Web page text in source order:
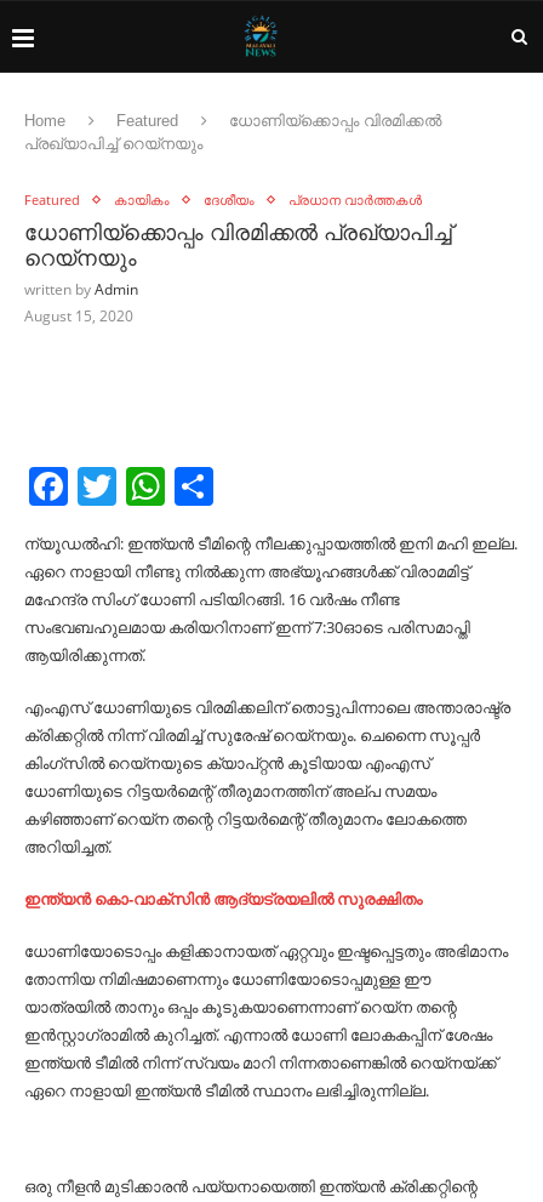
Home Featured
ധോണിയ്ക്കൊപ്പം വിരമിക്കല്‍
പ്രഖ്യാപിച്ച്‌ റെയ്‍നയും
Featured കായികം ദേശീയം പ്രധാന വാർത്തകൾ
ധോണിയ്ക്കൊപ്പം വിരമിക്കല്‍ പ്രഖ്യാപിച്ച്‌
റെയ്‍നയും
written byAdmin
August 15, 2020
Facebook
TwitterWhatsApp
ന്യൂഡല്‍ഹി: ഇന്ത്യന്‍ ടീമിന്റെ നീലക്കുപ്പായത്തില്‍ ഇനി മഹി ഇല്ല.
ഏറെ നാളായി നീണ്ടു നില്‍ക്കുന്ന അഭ്യൂഹങ്ങള്‍ക്ക് വിരാമമിട്ട്
മഹേന്ദ്ര സിംഗ് ധോണി പടിയിറങ്ങി. 16 വര്‍ഷം നീണ്ട
സംഭവബഹുലമായ കരിയറിനാണ് ഇന്ന് 7:30ഓടെ പരിസമാപ്തി
ആയിരിക്കുന്നത്.
എംഎസ് ധോണിയുടെ വിരമിക്കലിന് തൊട്ടുപിന്നാലെ അന്താരാഷ്ട്ര
ക്രിക്കറ്റില്‍ നിന്ന് വിരമിച്ച്‌ സുരേഷ് റെയ്‍നയും. ചെന്നൈ സൂപ്പര്‍
കിംഗ്സില്‍ റെയ്‍നയുടെ ക്യാപ്റ്റന്‍ കൂടിയായ എംഎസ്
ധോണിയുടെ റിട്ടയര്‍മെന്റ് തീരുമാനത്തിന് അല്പ സമയം
കഴിഞ്ഞാണ് റെയ്‍ന തന്റെ റിട്ടയര്‍മെന്റ് തീരുമാനം ലോകത്തെ
അറിയിച്ചത്.
ഇന്ത്യന്‍ കൊ-വാക്‌സിന്‍ ആദ്യട്രയലില്‍ സുരക്ഷിതം
ധോണിയോടൊപ്പം കളിക്കാനായത് ഏറ്റവും ഇഷ്ടപ്പെട്ടതും അഭിമാനം
തോന്നിയ നിമിഷമാണെന്നും ധോണിയോടൊപ്പമുള്ള ഈ
യാത്രയില്‍ താനും ഒപ്പം കൂടുകയാണെന്നാണ് റെയ്‍ന തന്റെ
ഇന്‍സ്റ്റാഗ്രാമില്‍ കുറിച്ചത്. എന്നാല്‍ ധോണി ലോകകപ്പിന് ശേഷം
ഇന്ത്യന്‍ ടീമില്‍ നിന്ന് സ്വയം മാറി നിന്നതാണെങ്കില്‍ റെയ്‍നയ്ക്ക്
ഏറെ നാളായി ഇന്ത്യന്‍ ടീമില്‍ സ്ഥാനം ലഭിച്ചിരുന്നില്ല.
ഒരു നീളന്‍ മുടിക്കാരന്‍ പയ്യനായെത്തി ഇന്ത്യന്‍ ക്രിക്കറ്റിന്റെ